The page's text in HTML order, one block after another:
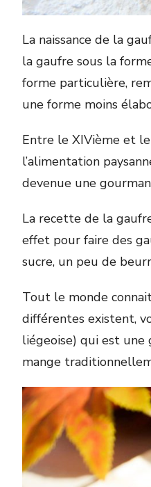
La naissance de la
la gaufre sous la
forme particulière,
une forme moins
Entre le XIVième et
l’alimentation
devenue une
La recette de la
effet pour faire des
sucre, un peu de
Tout le monde
différentes existent,
liégeoise) qui est une
mange